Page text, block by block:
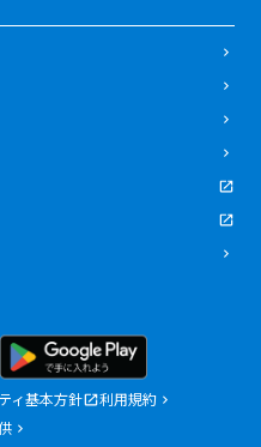
ィ基本方針
利用規約